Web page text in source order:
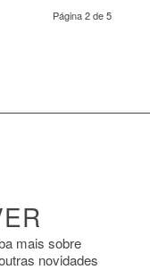
Página 2 de 5
mais sobre
novidades